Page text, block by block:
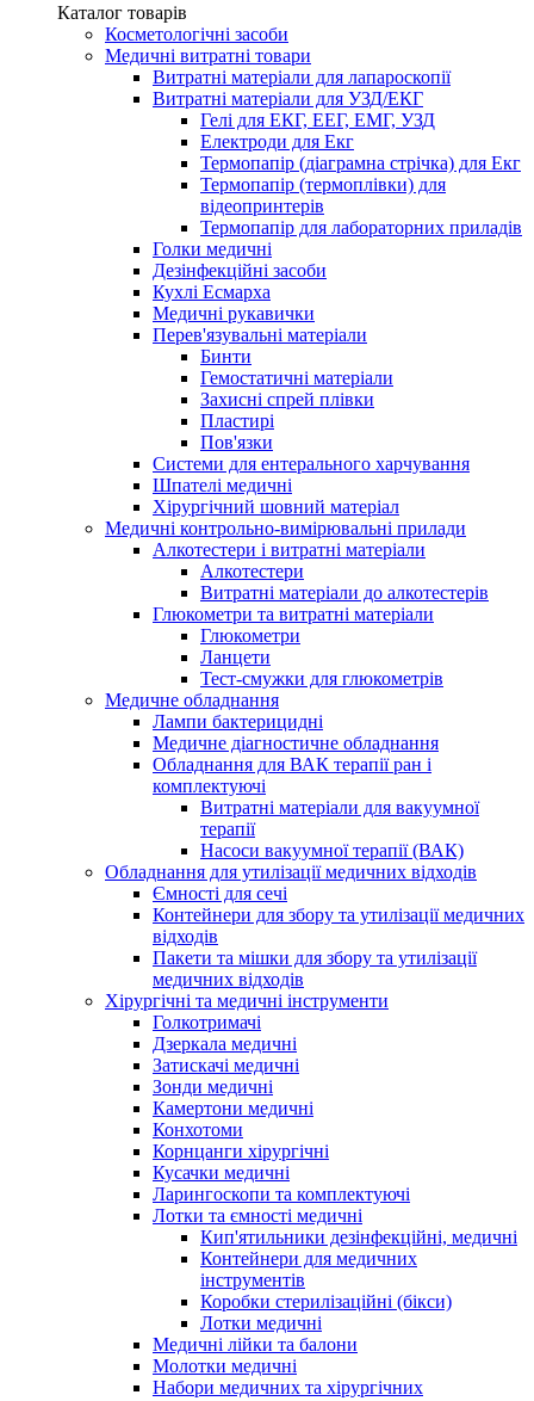
Каталог товарів
Косметологічні засоби
Медичні витратні товари
Витратні матеріали для лапароскопії
Витратні матеріали для УЗД/ЕКГ
Гелі для ЕКГ, ЕЕГ, ЕМГ, УЗД
Електроди для Екг
Термопапір (діаграмна стрічка) для Екг
Термопапір (термоплівки) для
відеопринтерів
Термопапір для лабораторних приладів
Голки медичні
Дезінфекційні засоби
Кухлі Есмарха
Медичні рукавички
Перев'язувальні матеріали
Бинти
Гемостатичні матеріали
Захисні спрей плівки
Пластирі
Пов'язки
Системи для ентерального харчування
Шпателі медичні
Хірургічний шовний матеріал
Медичні контрольно-вимірювальні прилади
Алкотестери і витратні матеріали
Алкотестери
Витратні матеріали до алкотестерів
Глюкометри та витратні матеріали
Глюкометри
Ланцети
Тест-смужки для глюкометрів
Медичне обладнання
Лампи бактерицидні
Медичне діагностичне обладнання
Обладнання для ВАК терапії ран і
комплектуючі
Витратні матеріали для вакуумної
терапії
Насоси вакуумної терапії (ВАК)
Обладнання для утилізації медичних відходів
Ємності для сечі
Контейнери для збору та утилізації медичних
відходів
Пакети та мішки для збору та утилізації
медичних відходів
Хірургічні та медичні інструменти
Голкотримачі
Дзеркала медичні
Затискачі медичні
Зонди медичні
Камертони медичні
Конхотоми
Корнцанги хірургічні
Кусачки медичні
Ларингоскопи та комплектуючі
Лотки та ємності медичні
Кип'ятильники дезінфекційні, медичні
Контейнери для медичних
інструментів
Коробки стерилізаційні (бікси)
Лотки медичні
Медичні лійки та балони
Молотки медичні
Набори медичних та хірургічних